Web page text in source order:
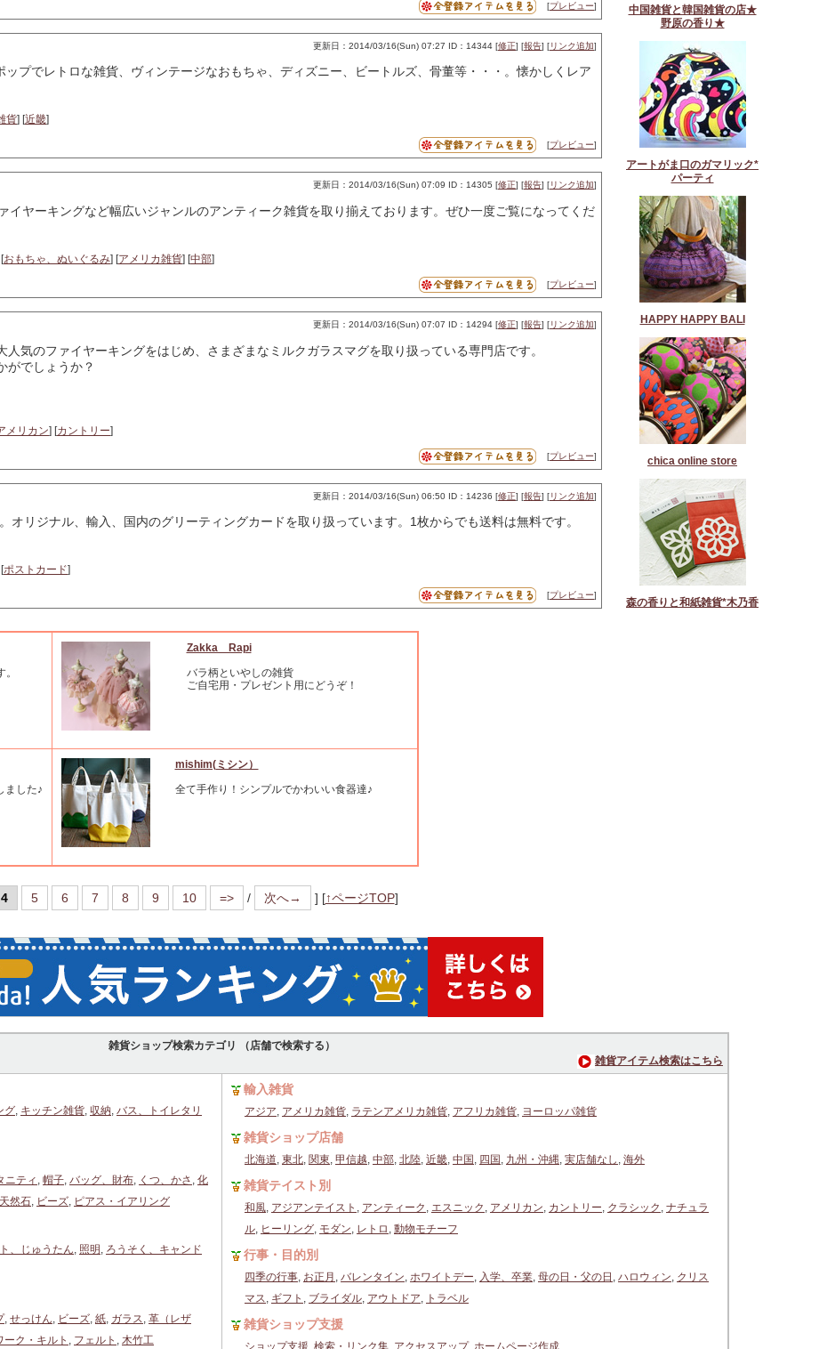
[プレビュー]
更新日：2014/03/16(Sun) 07:27 ID：14344 [修正] [報告] [リンク追加]
プでレトロな雑貨、ヴィンテージなおもちゃ、ディズニー、ビートルズ、骨董等・・・。懐かしくレア
貨] [近畿]
[プレビュー]
更新日：2014/03/16(Sun) 07:09 ID：14305 [修正] [報告] [リンク追加]
イヤーキングなど幅広いジャンルのアンティーク雑貨を取り揃えております。ぜひ一度ご覧になってくだ
おもちゃ、ぬいぐるみ] [アメリカ雑貨] [中部]
[プレビュー]
更新日：2014/03/16(Sun) 07:07 ID：14294 [修正] [報告] [リンク追加]
気のファイヤーキングをはじめ、さまざまなミルクガラスマグを取り扱っている専門店です。
がでしょうか？
メリカン] [カントリー]
[プレビュー]
更新日：2014/03/16(Sun) 06:50 ID：14236 [修正] [報告] [リンク追加]
リジナル、輸入、国内のグリーティングカードを取り扱っています。1枚からでも送料は無料です。
ポストカード]
[プレビュー]
Zakka Rapi
バラ柄といやしの雑貨
ご自宅用・プレゼント用にどうぞ！
ました♪
mishim(ミシン）
全て手作り！シンプルでかわいい食器達♪
4 5 6 7 8 9 10 => / 次へ→ ] [↑ページTOP]
中国雑貨と韓国雑貨の店★
野原の香り★
アートがま口のガマリック*
パーティ
HAPPY HAPPY BALI
chica online store
森の香りと和紙雑貨*木乃香
雑貨ショップ検索カテゴリ （店舗で検索する）
雑貨アイテム検索はこちら
グ, キッチン雑貨, 収納, バス、トイレタリ
ニティ , 帽子, バッグ、財布, くつ、かさ , 化
然石, ビーズ, ピアス・イアリング
、じゅうたん, 照明 , ろうそく、キャンド
, せっけん, ビーズ, 紙, ガラス, 革（レザ
ーク・キルト , フェルト , 木竹工
輸入雑貨
アジア, アメリカ雑貨, ラテンアメリカ雑貨, アフリカ雑貨, ヨーロッパ雑貨
雑貨ショップ店舗
北海道, 東北, 関東, 甲信越, 中部, 北陸, 近畿, 中国 , 四国 , 九州・沖縄, 実店舗なし , 海外
雑貨テイスト別
和風, アジアンテイスト , アンティーク , エスニック , アメリカン, カントリー, クラシック , ナチュラ
ル, ヒーリング, モダン, レトロ , 動物モチーフ
行事・目的別
四季の行事, お正月 , バレンタイン, ホワイトデー, 入学、卒業, 母の日・父の日 , ハロウィン, クリス
マス, ギフト , ブライダル, アウトドア, トラベル
雑貨ショップ支援
ショップ支援 検索・リンク集 アクセスアップ, ホームページ作成